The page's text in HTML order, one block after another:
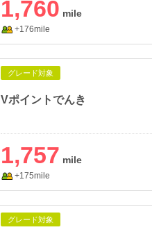
1,760
+176mile
グレード対象
Vポイントでんき
1,757
+175mile
グレード対象